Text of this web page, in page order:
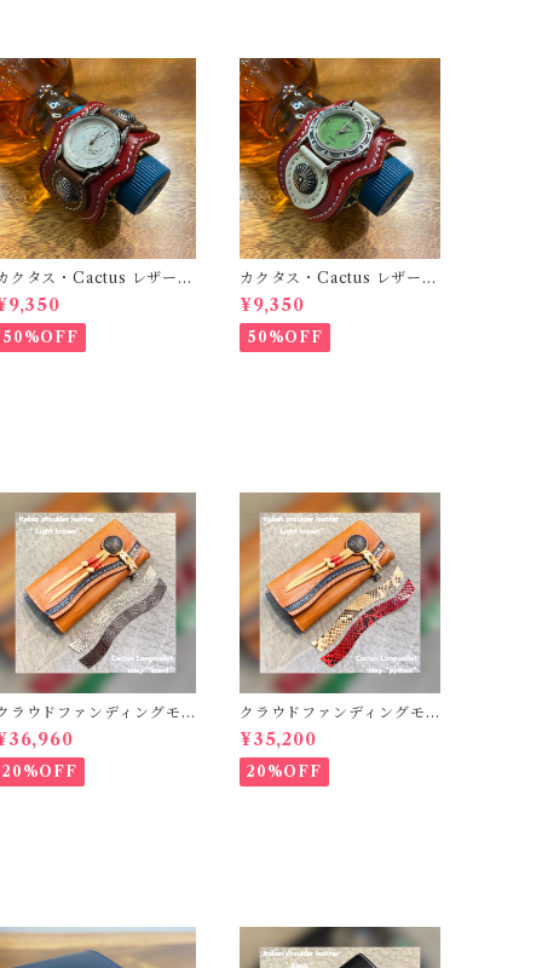
クタス・Cactus レザーウ
ッチType1 レッド×ブラウ
（メンズサイズ）
50%OFF
カクタス・Cactus レザーウ
ォッチType1 レッド×ホワイ
ト（メンズサイズ）
¥9,350
50%OFF
ラウドファンディングモ
ル！Cactus・カクタス
ングウォレット（CWBL-
）インレイ・リザード ×
タリアンショルダーレザ
20%OFF
クラウドファンディングモ
デル！Cactus・カクタス
ロングウォレット（CWBL-
03）インレイ・パイソン ×
イタリアンショルダーレザ
¥35,200
20%OFF